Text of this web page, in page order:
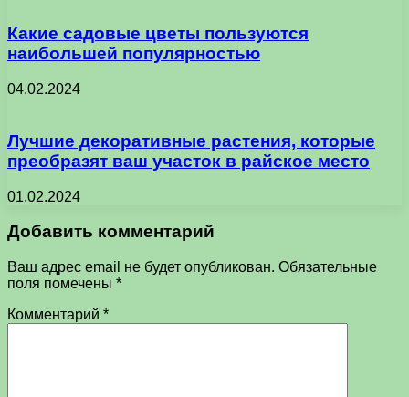
Какие садовые цветы пользуются
наибольшей популярностью
04.02.2024
Лучшие декоративные растения, которые
преобразят ваш участок в райское место
01.02.2024
Добавить комментарий
Ваш адрес email не будет опубликован. Обязательные
поля помечены *
Комментарий *